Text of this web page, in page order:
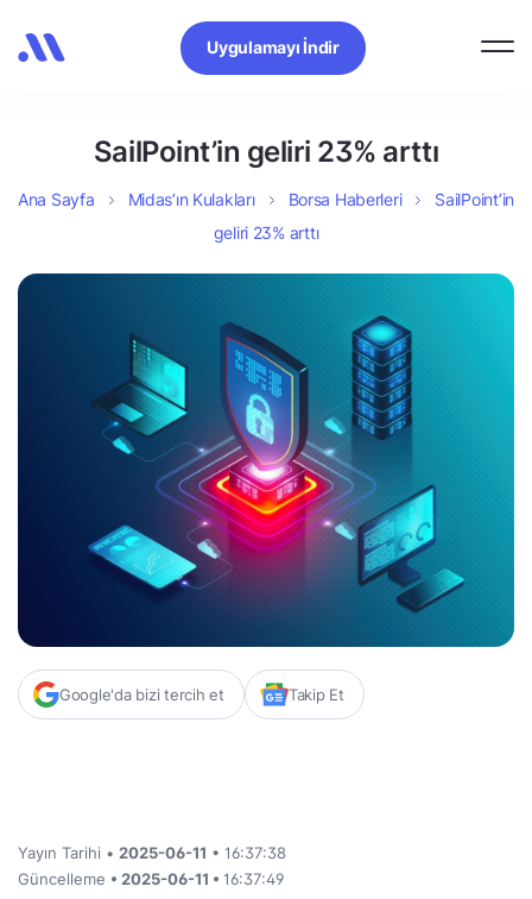
Uygulamayı İndir
SailPoint’in geliri 23% arttı
Ana Sayfa Midas’ın Kulakları Borsa Haberleri
SailPoint’in
geliri 23% arttı
Google'da bizi tercih et Takip Et
Yayın Tarihi • 2025-06-11 • 16:37:38
Güncelleme • 2025-06-11 • 16:37:49